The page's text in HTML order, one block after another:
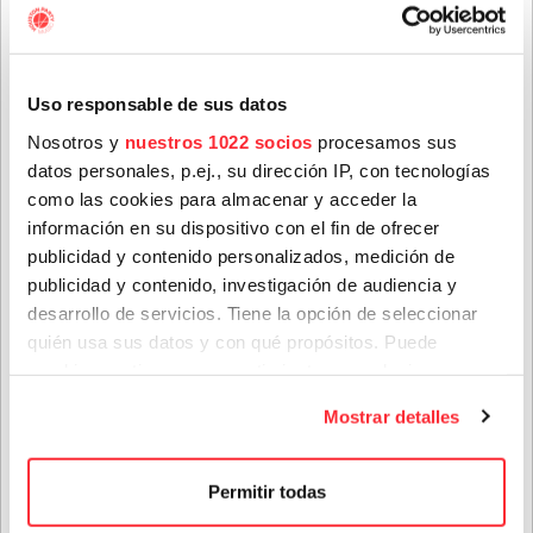
Uso responsable de sus datos
Nosotros y nuestros 1022 socios procesamos sus
datos personales, p.ej., su dirección IP, con tecnologías
como las cookies para almacenar y acceder la
información en su dispositivo con el fin de ofrecer
publicidad y contenido personalizados, medición de
publicidad y contenido, investigación de audiencia y
desarrollo de servicios. Tiene la opción de seleccionar
quién usa sus datos y con qué propósitos. Puede
Si lo permite, también quisiéramos:
Mostrar detalles
Permitir todas
EMMA-JEAN
THACKRAY
Reino Unido
Abierta contratación - En
gira
PRÓXIMOS CONCIERTOS
Festival de Jazz de Gijón
formar parte de ella, envíanos un mensaje a
Apellidos
Correo electrónico*
Género(s) favorito(s):